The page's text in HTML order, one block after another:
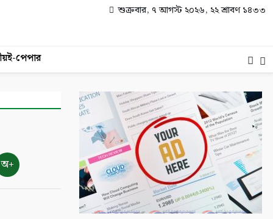
শুক্রবার, ৭ আগস্ট ২০২৬, ২২ শ্রাবণ ১৪৩৩
ই-পেপার
অ+